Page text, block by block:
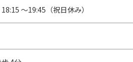
～19:45（祝日休み）